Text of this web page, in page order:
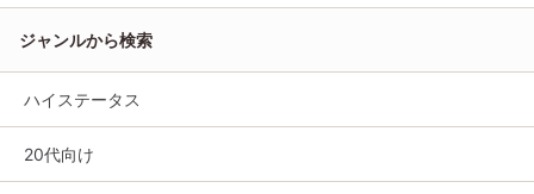
ジャンルから検索
ハイステータス
20代向け